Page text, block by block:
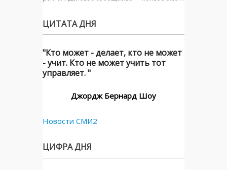
ЦИТАТА ДНЯ
"Кто может - делает, кто не может
- учит. Кто не может учить тот
управляет. "
Джордж Бернард Шоу
Новости СМИ2
ЦИФРА ДНЯ